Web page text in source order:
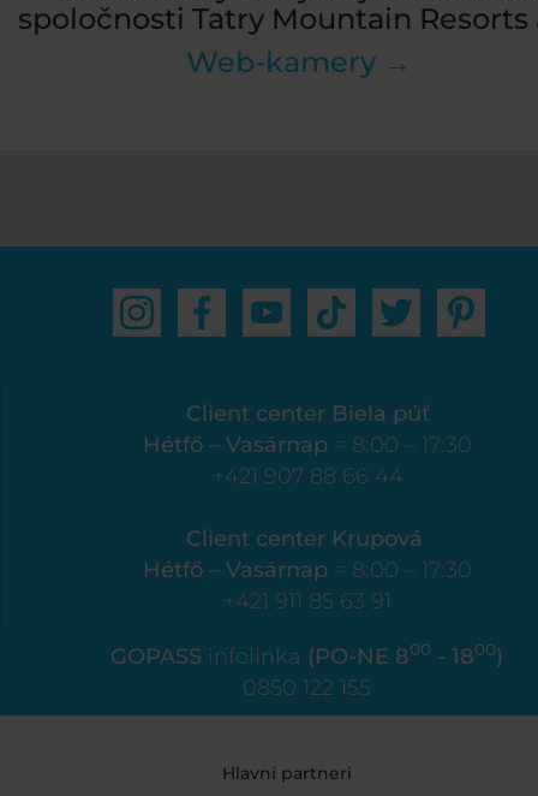
spoločnosti Tatry Mountain Resorts
Web-kamery →
Client center Biela púť
Hétfő – Vasárnap = 8:00 – 17:30
+421 907 88 66 44
Client center Krupová
Hétfő – Vasárnap = 8:00 – 17:30
+421 911 85 63 91
GOPASS infolinka (PO-NE 800 - 1800)
0850 122 155
Hlavní partneri